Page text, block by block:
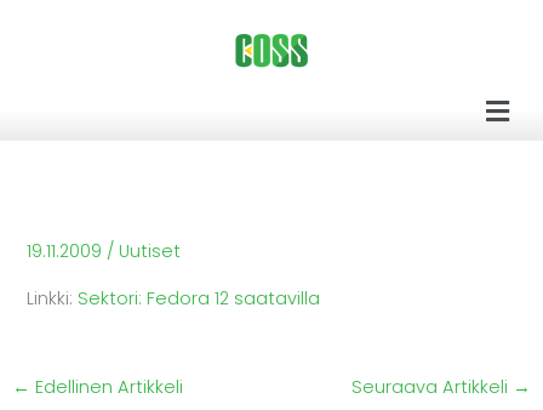
19.11.2009 / Uutiset
Linkki: Sektori: Fedora 12 saatavilla
← Edellinen Artikkeli Seuraava Artikkeli →